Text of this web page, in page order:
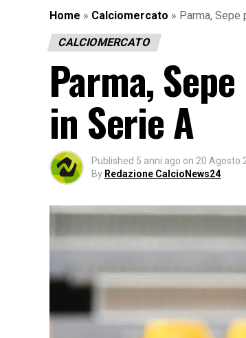
Home » Calciomercato » Parma, Sepe
CALCIOMERCATO
Parma,
in Serie A
Published 5 anni ago on 20 Agosto
By Redazione CalcioNews24